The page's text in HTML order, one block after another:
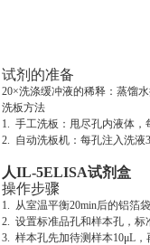
试剂的准备
20×洗涤缓冲液的稀释：蒸馏
洗板方法
1. 手工洗板：甩尽孔内液体，
2. 自动洗板机：每孔注入洗液
人IL-5ELISA试剂盒
操作步骤
1. 从室温平衡20min后的铝箔
2. 设置标准品孔和样本孔，标
3. 样本孔先加待测样本10μL，